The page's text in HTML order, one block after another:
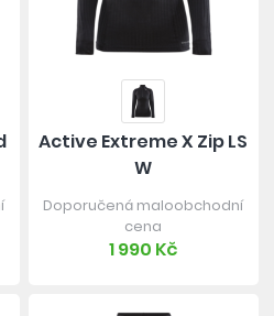
Active Extreme X Zip LS
W
Doporučená maloobchodní
cena
1 990 Kč